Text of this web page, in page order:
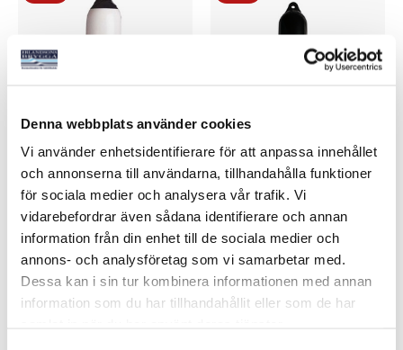
Denna webbplats använder cookies
Vi använder enhetsidentifierare för att anpassa innehållet
och annonserna till användarna, tillhandahålla funktioner
för sociala medier och analysera vår trafik. Vi
vidarebefordrar även sådana identifierare och annan
information från din enhet till de sociala medier och
annons- och analysföretag som vi samarbetar med.
Dessa kan i sin tur kombinera informationen med annan
information som du har tillhandahållit eller som de har
FENDER VIT/SVART
Art nr: V08600
Från 199 kr
Ord. pris 219 kr
Se varianter
FENDER SVART
Art nr: V08595
Från 199 kr
Ord. pris 219 kr
Se varianter